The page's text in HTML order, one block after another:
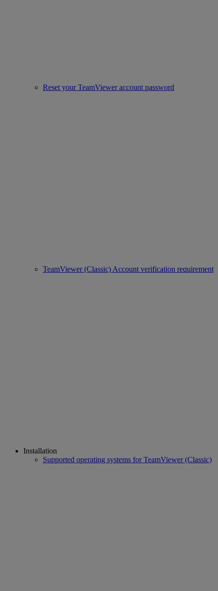
Reset your TeamViewer account password
TeamViewer (Classic) Account verification requirement
Installation
Supported operating systems for TeamViewer (Classic)